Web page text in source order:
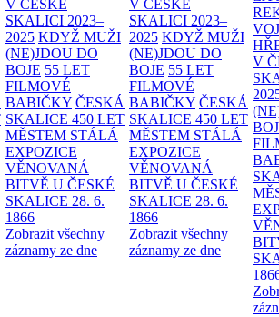
V ČESKÉ
SKALICI 2023–
2025 KDYŽ MUŽI
(NE)JDOU DO
BOJE 55 LET
FILMOVÉ
BABIČKY ČESKÁ
SKALICE 450 LET
MĚSTEM STÁLÁ
EXPOZICE
VĚNOVANÁ
BITVĚ U ČESKÉ
SKALICE 28. 6.
1866
Zobrazit všechny
záznamy ze dne
V ČESKÉ
SKALICI 2023–
2025 KDYŽ MUŽI
(NE)JDOU DO
BOJE 55 LET
FILMOVÉ
BABIČKY ČESKÁ
SKALICE 450 LET
MĚSTEM STÁLÁ
EXPOZICE
VĚNOVANÁ
BITVĚ U ČESKÉ
SKALICE 28. 6.
1866
Zobrazit všechny
záznamy ze dne
V